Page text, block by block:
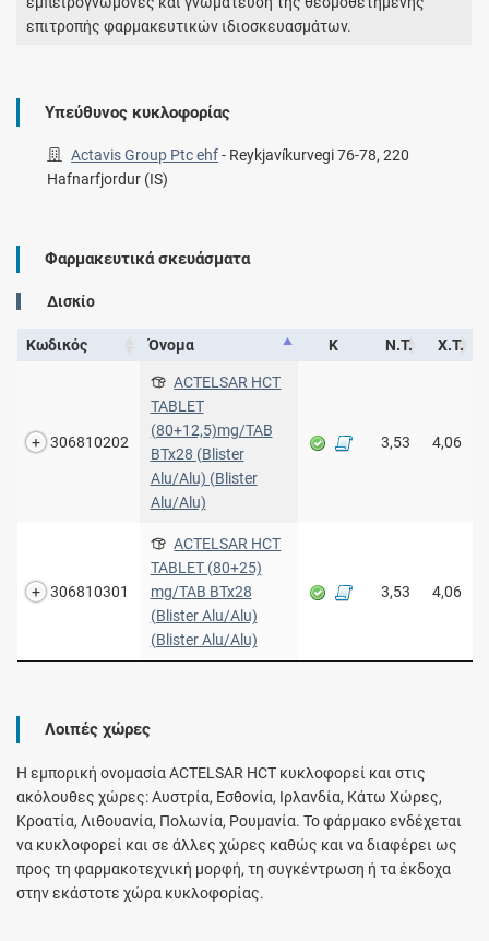
επιτροπής φαρμακευτικών ιδιοσκευασμάτων.
Υπεύθυνος κυκλοφορίας
Actavis Group Ptc ehf- Reykjavíkurvegi 76-78, 220
Hafnarfjordur (IS)
Φαρμακευτικά σκευάσματα
Δισκίο
Κωδικός Όνομα Κ Ν.Τ. Χ.Τ.
306810202
ACTELSAR HCT
TABLET
(80+12,5)mg/TAB
BTx28 (Blister
Alu/Alu) (Blister
Alu/Alu)
3,53 4,06
306810301
ACTELSAR HCT
TABLET (80+25)
mg/ΤΑΒ BTx28
(Blister Alu/Alu)
(Blister Alu/Alu)
3,53 4,06
Λοιπές χώρες
Η εμπορική ονομασία ACTELSAR HCT κυκλοφορεί και στις
ακόλουθες χώρες: Αυστρία, Εσθονία, Ιρλανδία, Κάτω Χώρες,
Κροατία, Λιθουανία, Πολωνία, Ρουμανία. Το φάρμακο ενδέχεται
να κυκλοφορεί και σε άλλες χώρες καθώς και να διαφέρει ως
προς τη φαρμακοτεχνική μορφή, τη συγκέντρωση ή τα έκδοχα
στην εκάστοτε χώρα κυκλοφορίας.